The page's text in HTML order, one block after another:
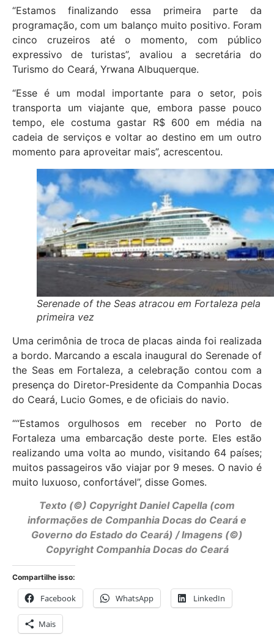
“Estamos finalizando essa primeira parte da
programação, com um balanço muito positivo. Foram
cinco cruzeiros até o momento, com público
expressivo de turistas”, avaliou a secretária do
Turismo do Ceará, Yrwana Albuquerque.
“Esse é um modal importante para o setor, pois
transporta um viajante que, embora passe pouco
tempo, ele costuma gastar R$ 600 em média na
cadeia de serviços e voltar ao destino em um outro
momento para aproveitar mais”, acrescentou.
Serenade of the Seas atracou em Fortaleza pela
primeira vez
Uma cerimônia de troca de placas ainda foi realizada
a bordo. Marcando a escala inaugural do Serenade of
the Seas em Fortaleza, a celebração contou com a
presença do Diretor-Presidente da Companhia Docas
do Ceará, Lucio Gomes, e de oficiais do navio.
““Estamos orgulhosos em receber no Porto de
Fortaleza uma embarcação deste porte. Eles estão
realizando uma volta ao mundo, visitando 64 países;
muitos passageiros vão viajar por 9 meses. O navio é
muito luxuoso, confortável”, disse Gomes.
Texto (©) Copyright Daniel Capella (com
informações de Companhia Docas do Ceará e
Governo do Estado do Ceará) / Imagens (©)
Copyright Companhia Docas do Ceará
Compartilhe isso:
Facebook WhatsApp LinkedIn
Mais